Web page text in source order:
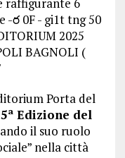
Porta del
5ª Edizione del
il suo ruolo
nella città